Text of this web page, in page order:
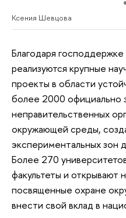
Ксения Шевцова
Благодаря
реализуются крупные
проекты в области
более 2000 официально
неправительственных
окружающей среды,
экспериментальных зон
Более 270
факультеты и открывают
посвященные охране
внести свой вклад в